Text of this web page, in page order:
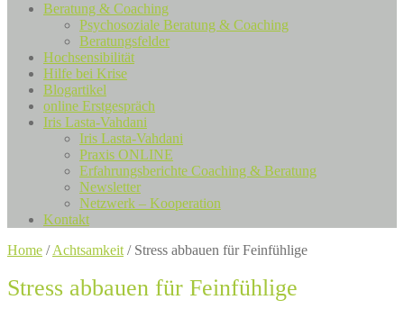
Beratung & Coaching
Psychosoziale Beratung & Coaching
Beratungsfelder
Hochsensibilität
Hilfe bei Krise
Blogartikel
online Erstgespräch
Iris Lasta-Vahdani
Iris Lasta-Vahdani
Praxis ONLINE
Erfahrungsberichte Coaching & Beratung
Newsletter
Netzwerk – Kooperation
Kontakt
Home /Achtsamkeit / Stress abbauen für Feinfühlige
Stress abbauen für Feinfühlige